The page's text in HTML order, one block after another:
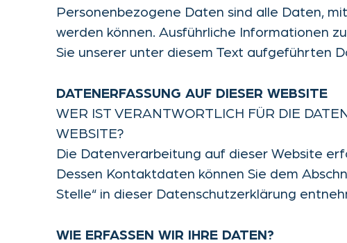
Personenbezogene Daten sind alle Daten,
werden können. Ausführliche Informationen
Sie unserer unter diesem Text aufgeführten
DATENERFASSUNG AUF DIESER WEBSITE
WER IST VERANTWORTLICH FÜR DIE
WEBSITE?
Die Datenverarbeitung auf dieser Website
Dessen Kontaktdaten können Sie dem
Stelle“ in dieser Datenschutzerklärung
WIE ERFASSEN WIR IHRE DATEN?